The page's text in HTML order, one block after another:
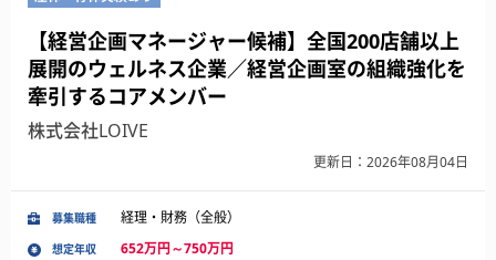
【経営企画マネージャー候補】全国200店舗以上
展開のウェルネス企業／経営企画室の組織強化を
牽引するコアメンバー
株式会社LOIVE
更新日：2026年08月04日
募集職種 経理・財務（全般）
想定年収 652万円～750万円